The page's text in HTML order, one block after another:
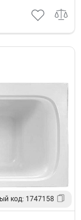
код: 1747158